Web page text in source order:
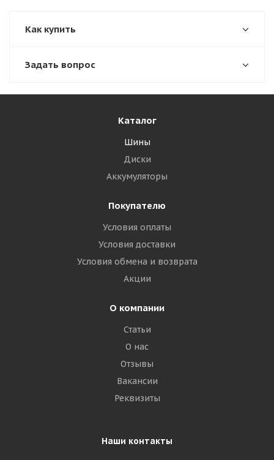
Как купить
Задать вопрос
Каталог
Шины
Диски
Аккумуляторы
Покупателю
Условия оплаты
Условия доставки
Условия обмена и возврата
Акции
О компании
Статьи
О нас
Отзывы
Вакансии
Реквизиты
Наши контакты